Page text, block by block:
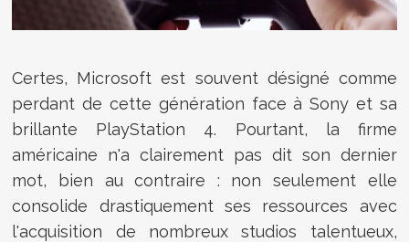
Certes, Microsoft est souvent désigné comme
perdant de cette génération face à Sony et sa
brillante PlayStation 4. Pourtant, la firme
américaine n'a clairement pas dit son dernier
mot, bien au contraire : non seulement elle
consolide drastiquement ses ressources avec
l'acquisition de nombreux studios talentueux,